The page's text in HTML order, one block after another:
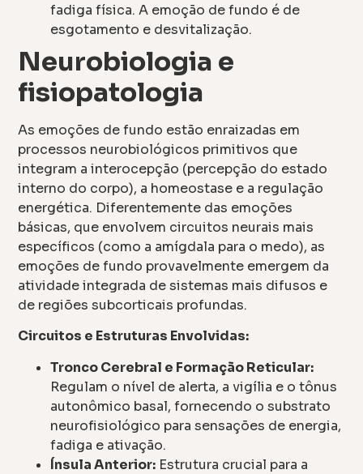
fadiga física. A emoção de fundo é de
esgotamento e desvitalização.
Neurobiologia e
fisiopatologia
As emoções de fundo estão enraizadas em
processos neurobiológicos primitivos que
integram a interocepção (percepção do estado
interno do corpo), a homeostase e a regulação
energética. Diferentemente das emoções
básicas, que envolvem circuitos neurais mais
específicos (como a amígdala para o medo), as
emoções de fundo provavelmente emergem da
atividade integrada de sistemas mais difusos e
de regiões subcorticais profundas.
Circuitos e Estruturas Envolvidas:
Tronco Cerebral e Formação Reticular:
Regulam o nível de alerta, a vigília e o tônus
autonômico basal, fornecendo o substrato
neurofisiológico para sensações de energia,
fadiga e ativação.
Ínsula Anterior: Estrutura crucial para a